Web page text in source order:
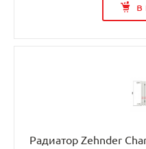
в
Радиатор Zehnder